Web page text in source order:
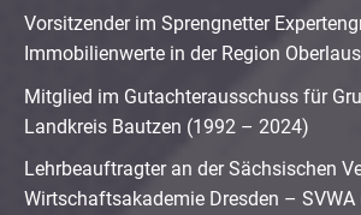
Vorsitzender im Sprengnetter
Immobilienwerte in der Region
Mitglied im Gutachterausschuss für
Landkreis Bautzen (1992 – 2024)
Lehrbeauftragter an der Sächsischen
Wirtschaftsakademie Dresden –